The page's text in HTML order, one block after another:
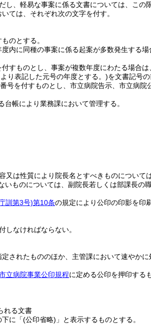
し、軽易な事案に係る文書については、この
ては、それぞれ次の文字を付す。
のとする。
内に同種の事案に係る起案が多数発生する
すものとし、事案が複数年度にわたる場合
り表記した元号の年度とする。)を文書記号
号を付すものとし、市立病院告示、市立病院
台帳により業務課において管理する。
又は性質により院長名とすべきものについて
ものについては、副院長若しくは部課長の
訓第3号)第10条の規定により公印の印影を印
しなければならない。
されたもののほか、主管課において速やかに
立病院事業公印規程に定める公印を押印する
れる文書
に「(公印省略) 」と表示するものとする。